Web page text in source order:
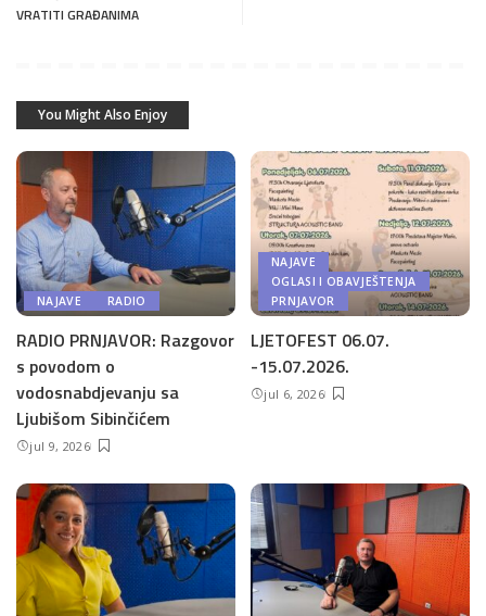
VRATITI GRAĐANIMA
You Might Also Enjoy
NAJAVE RADIO
RADIO PRNJAVOR: Razgovor
s povodom o
vodosnabdjevanju sa
Ljubišom Sibinčićem
jul 9, 2026
NAJAVE
OGLASI I OBAVJEŠTENJA
PRNJAVOR
LJETOFEST 06.07.
-15.07.2026.
jul 6, 2026